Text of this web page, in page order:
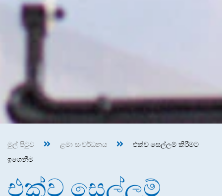
මුල් පිටුව ළමා සංවර්ධනය
එක්ව සෙල්ලම් කිරීමට
ඉගෙනීම